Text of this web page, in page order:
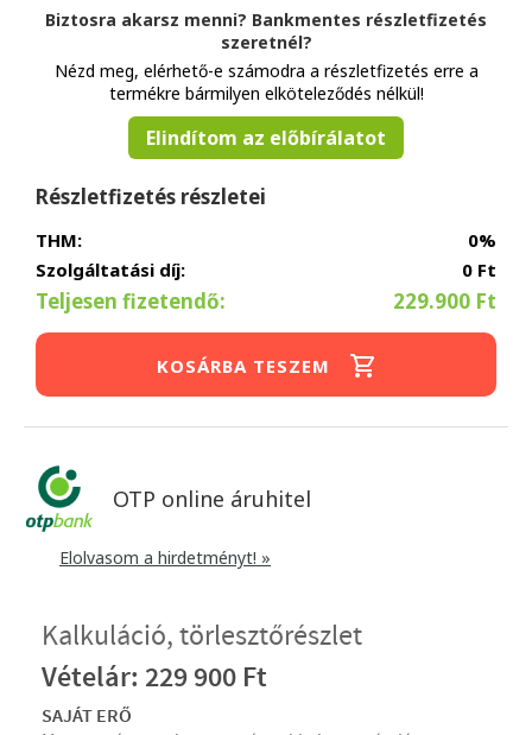
Biztosra akarsz menni? Bankmentes részletfizetés
szeretnél?
Nézd meg, elérhető-e számodra a részletfizetés erre a
termékre bármilyen elköteleződés nélkül!
Elindítom az előbírálatot
Részletfizetés részletei
THM:
0%
Szolgáltatási díj:
0 Ft
Teljesen fizetendő: 229.900 Ft
KOSÁRBA TESZEM
OTP online áruhitel
Elolvasom a hirdetményt! »